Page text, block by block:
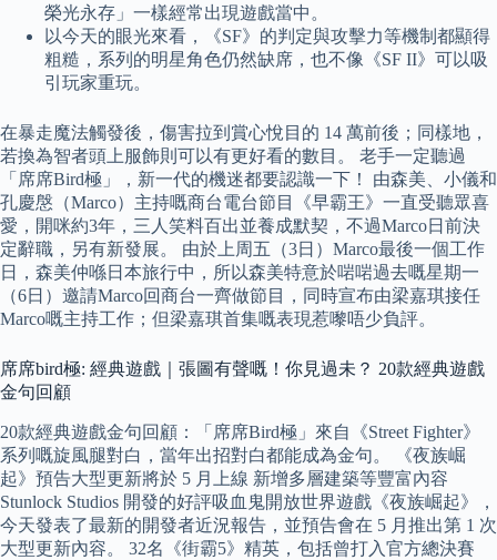
榮光永存」一樣經常出現遊戲當中。
以今天的眼光來看，《SF》的判定與攻擊力等機制都顯得
粗糙，系列的明星角色仍然缺席，也不像《SF II》可以吸
引玩家重玩。
在暴走魔法觸發後，傷害拉到賞心悅目的 14 萬前後；同樣地，
若換為智者頭上服飾則可以有更好看的數目。 老手一定聽過
「席席Bird極」，新一代的機迷都要認識一下！ 由森美、小儀和
孔慶慇（Marco）主持嘅商台電台節目《早霸王》一直受聽眾喜
愛，開咪約3年，三人笑料百出並養成默契，不過Marco日前決
定辭職，另有新發展。 由於上周五（3日）Marco最後一個工作
日，森美仲喺日本旅行中，所以森美特意於啱啱過去嘅星期一
（6日）邀請Marco回商台一齊做節目，同時宣布由梁嘉琪接任
Marco嘅主持工作；但梁嘉琪首集嘅表現惹嚟唔少負評。
席席bird極: 經典遊戲｜張圖有聲嘅！你見過未？ 20款經典遊戲
金句回顧
20款經典遊戲金句回顧：「席席Bird極」來自《Street Fighter》
系列嘅旋風腿對白，當年出招對白都能成為金句。 《夜族崛
起》預告大型更新將於 5 月上線 新增多層建築等豐富內容
Stunlock Studios 開發的好評吸血鬼開放世界遊戲《夜族崛起》，
今天發表了最新的開發者近況報告，並預告會在 5 月推出第 1 次
大型更新內容。 32名《街霸5》精英，包括曾打入官方總決賽